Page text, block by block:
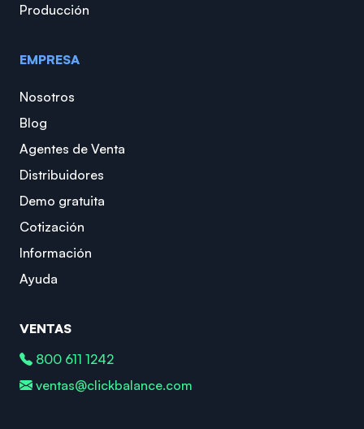
Producción
EMPRESA
Nosotros
Blog
Agentes de Venta
Distribuidores
Demo gratuita
Cotización
Información
Ayuda
VENTAS
800 611 1242
ventas@clickbalance.com